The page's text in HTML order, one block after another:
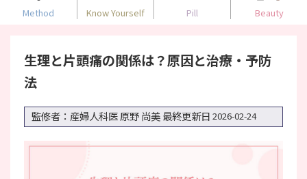
Method Know Yourself Pill Beauty
生理と片頭痛の関係は？原因と治療・予防
法
監修者：産婦人科医 原野 尚美最終更新日 2026-02-24